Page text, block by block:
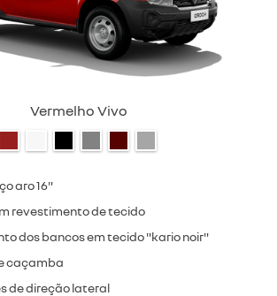
Vermelho Vivo
aro 16"
revestimento de tecido
dos bancos em tecido "kario noir"
caçamba
de direção lateral